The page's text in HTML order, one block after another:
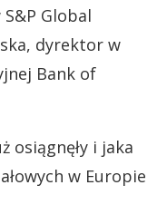
Global
dyrektor w
Bank of
osiągnęły i jaka
w Europie